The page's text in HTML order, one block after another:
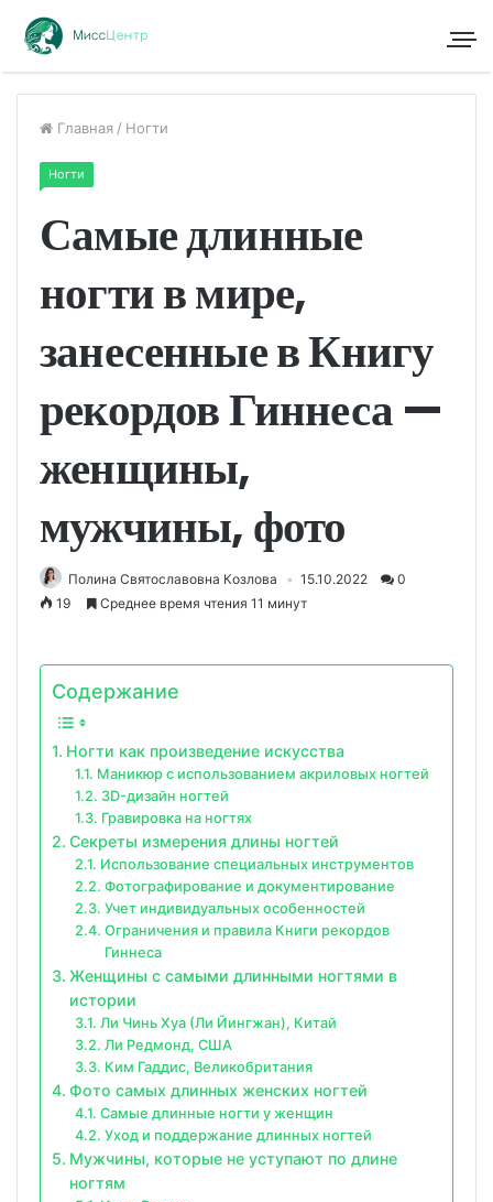
Главная / Ногти
Ногти
Самые длинные
ногти в мире,
занесенные в Книгу
рекордов Гиннеса —
женщины,
мужчины, фото
Полина Святославовна Козлова 15.10.2022
0
19
Среднее время чтения 11 минут
Содержание
Ногти как произведение искусства
Маникюр с использованием акриловых ногтей
3D-дизайн ногтей
Гравировка на ногтях
Секреты измерения длины ногтей
Использование специальных инструментов
Фотографирование и документирование
Учет индивидуальных особенностей
Ограничения и правила Книги рекордов
Гиннеса
Женщины с самыми длинными ногтями в
истории
Ли Чинь Хуа (Ли Йингжан), Китай
Ли Редмонд, США
Ким Гаддис, Великобритания
Фото самых длинных женских ногтей
Самые длинные ногти у женщин
Уход и поддержание длинных ногтей
Мужчины, которые не уступают по длине
ногтям